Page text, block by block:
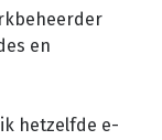
en
hetzelfde e-